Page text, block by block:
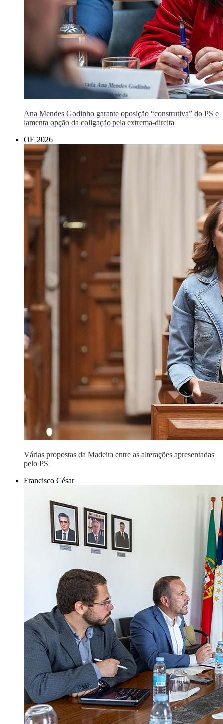
Ana Mendes Godinho garante oposição “construtiva” do PS e
lamenta opção da coligação pela extrema-direita
OE 2026
Várias propostas da Madeira entre as alterações apresentadas
pelo PS
Francisco César